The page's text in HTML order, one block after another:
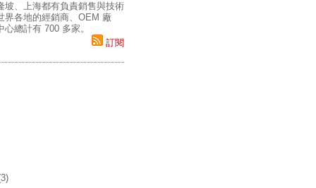
坡、上海都有負責銷售與技術
界各地的經銷商、OEM 廠
總計有 700 多家。
訂閱